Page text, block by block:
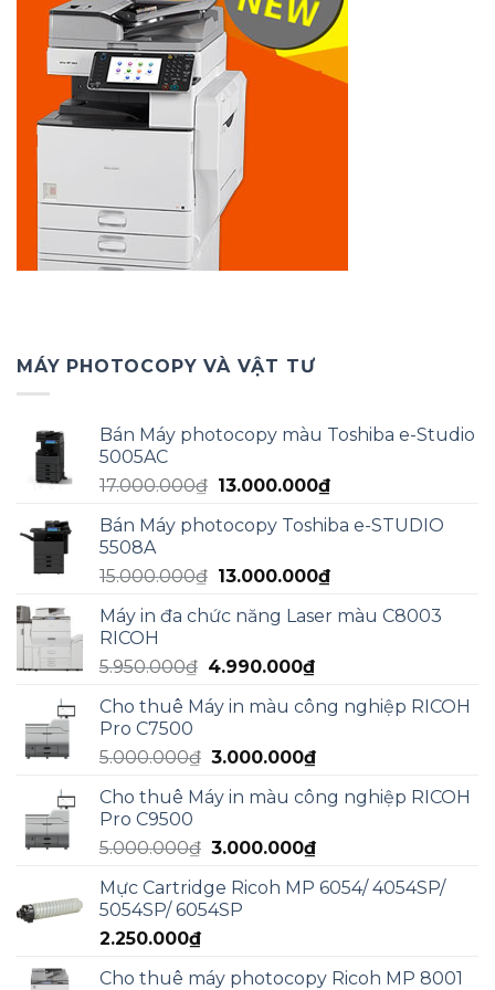
MÁY PHOTOCOPY VÀ VẬT TƯ
Bán Máy photocopy màu Toshiba e-Studio
5005AC
17.000.000₫ Giá
là:
13.000.000₫Giá
tại
13.000.000₫.
Bán Máy photocopy Toshiba e-STUDIO
5508A
15.000.000₫ Giá
là:
13.000.000₫Giá
tại
Máy in đa chức năng Laser màu C8003
RICOH
5.950.000₫ Giá
là:
4.990.000₫Giá
tại
4.990.000₫.
Cho thuê Máy in màu công nghiệp RICOH
Pro C7500
5.000.000₫ Giá
là:
3.000.000₫Giá
tại
3.000.000₫.
Cho thuê Máy in màu công nghiệp RICOH
Pro C9500
5.000.000₫ Giá
là:
5.000.000₫.
3.000.000₫Giá
tại
Mực Cartridge Ricoh MP 6054/ 4054SP/
5054SP/ 6054SP
2.250.000₫
Cho thuê máy photocopy Ricoh MP 8001